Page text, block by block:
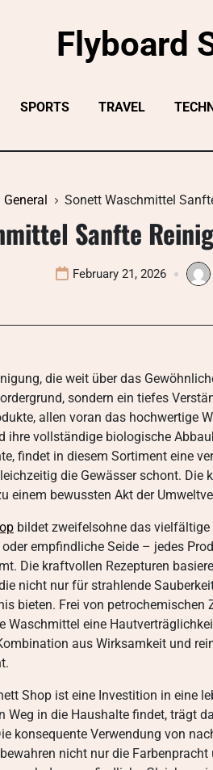
Flyboard
SPORTS TRAVEL
General Sonett Waschmittel
Sanfte
February 21, 2026
die weit über das
sondern ein tiefes
allen voran das hochwertige
ihre vollständige biologische
findet in diesem Sortiment eine
die Gewässer schont. Die
einem bewussten Akt der
bildet zweifelsohne das vielfältige
empfindliche Seide – jedes
Die kraftvollen Rezepturen
nicht nur für strahlende
bieten. Frei von petrochemischen
Waschmittel eine
aus Wirksamkeit und
Shop ist eine Investition in eine
in die Haushalte findet, trägt
konsequente Verwendung von
nicht nur die Farbenpracht